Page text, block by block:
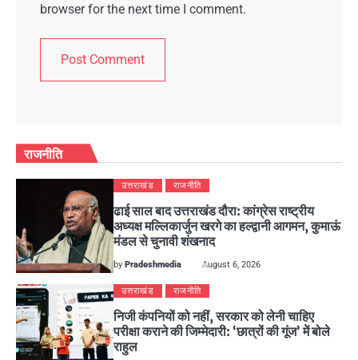
browser for the next time I comment.
राजनीति
उत्तराखंड राजनीति
ढाई साल बाद उत्तराखंड दौरा: कांग्रेस राष्ट्रीय
अध्यक्ष मल्लिकार्जुन खरगे का हल्द्वानी आगमन, कुमाऊं
मंडल से चुनावी शंखनाद
by Pradeshmedia August 6, 2026
उत्तराखंड राजनीति
निजी कंपनियों को नहीं, सरकार को लेनी चाहिए
परीक्षा कराने की जिम्मेदारी: ‘छात्रों की गूंज’ में बोले
राहुल